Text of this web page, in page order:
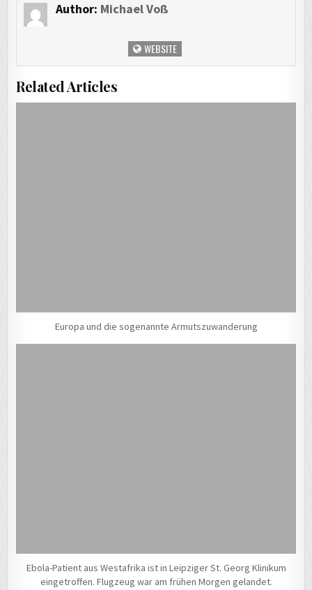
Author: Michael Voß
WEBSITE
Related Articles
Europa und die sogenannte Armutszuwanderung
Ebola-Patient aus Westafrika ist in Leipziger St. Georg Klinikum
eingetroffen. Flugzeug war am frühen Morgen gelandet.